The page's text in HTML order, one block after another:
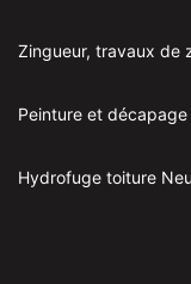
Zingueur, travaux de
Peinture et
Hydrofuge toiture